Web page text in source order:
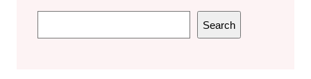
e
Search